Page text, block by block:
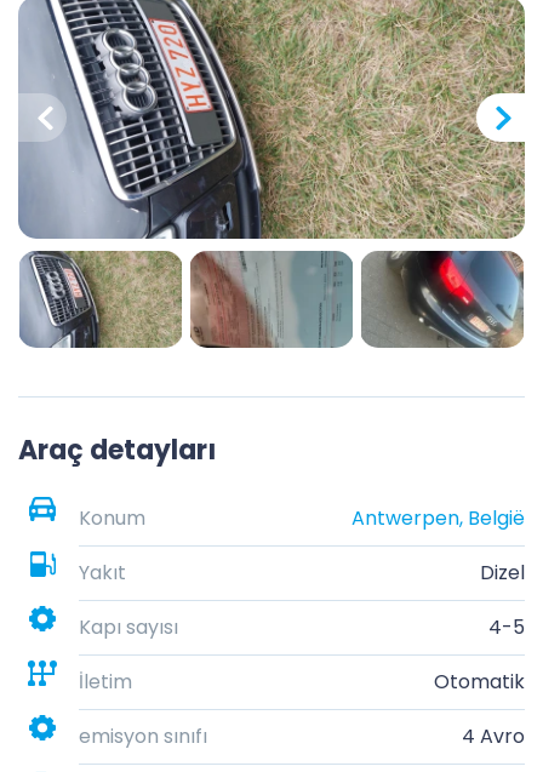
Araç detayları
Konum
Antwerpen, België
Yakıt
Dizel
Kapı sayısı
4-5
İletim
Otomatik
emisyon sınıfı
4 Avro